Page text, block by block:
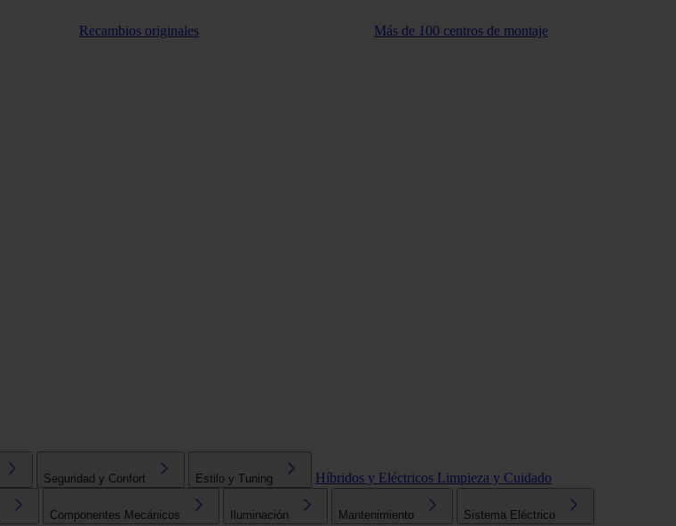
Recambios originales Más de 100 centros de montaje
Seguridad y Confort Estilo y Tuning Híbridos y Eléctricos Limpieza y Cuidado
Componentes Mecánicos Iluminación Mantenimiento Sistema Eléctrico